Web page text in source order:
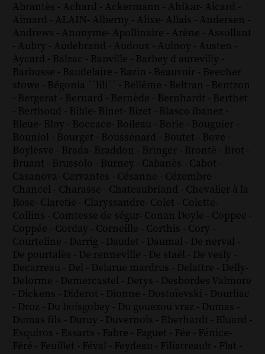
Abrantès - Achard - Ackermann - Ahikar- Aicard -
Aimard - ALAIN- Alberny - Alixe- Allais - Andersen -
Andrews - Anonyme- Apollinaire - Arène - Assollant
- Aubry - Audebrand - Audoux - Aulnoy - Austen -
Aycard - Balzac - Banville - Barbey d aurevilly -
Barbusse - Baudelaire - Bazin - Beauvoir - Beecher
stowe - Bégonia ´´lili´´ - Bellême - Beltran - Bentzon
- Bergerat - Bernard - Bernède - Bernhardt - Berthet
- Berthoud - Bible- Binet- Bizet - Blasco ibanez -
Bleue- Bloy - Boccace- Boileau - Borie - Bouguier -
Bouniol - Bourget - Boussenard - Boutet - Bove -
Boylesve - Brada- Braddon - Bringer - Brontë - Brot -
Bruant - Brussolo - Burney - Cabanès - Cabot -
Casanova- Cervantes - Césanne - Cézembre -
Chancel - Charasse - Chateaubriand - Chevalier à la
Rose- Claretie - Claryssandre- Colet - Colette-
Collins - Comtesse de ségur- Conan Doyle - Coppee -
Coppée - Corday - Corneille - Corthis - Cory -
Courteline - Darrig - Daudet - Daumal - De nerval -
De pourtalès - De renneville - De staël - De vesly -
Decarreau - Del - Delarue mardrus - Delattre - Delly-
Delorme - Demercastel - Derys - Desbordes Valmore
- Dickens - Diderot - Dionne - Dostoïevski - Dourliac
- Droz - Du boisgobey - Du gouezou vraz - Dumas -
Dumas fils - Duruy - Duvernois - Eberhardt - Eluard -
Esquiros - Essarts - Fabre - Faguet - Fée - Fénice-
Féré - Feuillet - Féval - Feydeau - Filiatreault - Flat -